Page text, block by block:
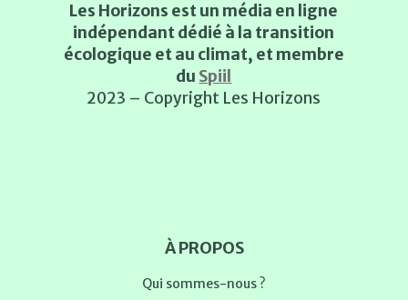
Les Horizons est un média en ligne
indépendant dédié à la transition
écologique et au climat, et membre
du Spiil
2023 – Copyright Les Horizons
À PROPOS
Qui sommes-nous ?